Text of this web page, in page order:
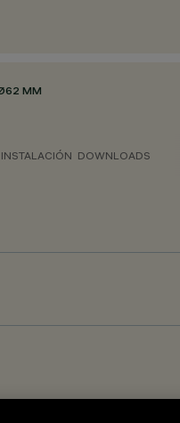
MM
INSTALACIÓN DOWNLOADS